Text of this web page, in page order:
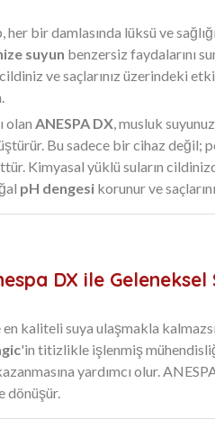
bir damlasında lüksü ve
suyun benzersiz faydalarını
ve saçlarınız üzerindeki
olan ANESPA DX, musluk
Bu sadece bir cihaz
Kimyasal yüklü suların
pH dengesi korunur ve
DX ile
en kaliteli suya ulaşmakla
'in titizlikle işlenmiş
yardımcı olur.
dönüşür.